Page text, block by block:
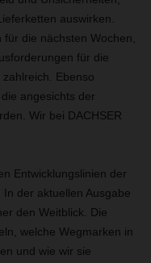
auswirken.
die nächsten Wochen,
für die
Ebenso
angesichts der
Wir bei DACHSER
Entwicklungslinien der
der aktuellen Ausgabe
den Weitblick. Die
welche Wegmarken in
und wie wir sie